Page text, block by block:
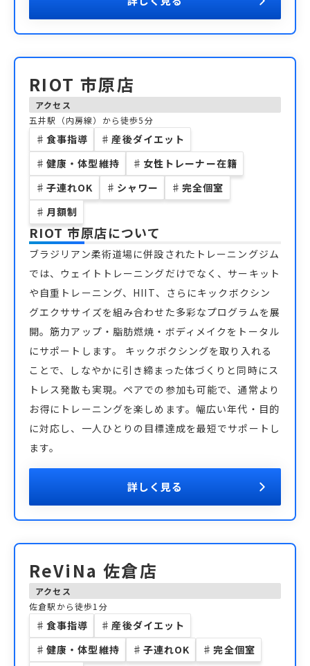
RIOT 市原店
アクセス
五井駅（内房線）から徒歩5分
♯ 食事指導 ♯ 産後ダイエット
♯ 健康・体型維持 ♯ 女性トレーナー在籍
♯ 子連れOK ♯ シャワー ♯ 完全個室
♯ 月額制
RIOT 市原店について
ブラジリアン柔術道場に併設されたトレーニングジム
では、ウェイトトレーニングだけでなく、サーキット
や自重トレーニング、HIIT、さらにキックボクシン
グエクササイズを組み合わせた多彩なプログラムを展
開。筋力アップ・脂肪燃焼・ボディメイクをトータル
にサポートします。 キックボクシングを取り入れる
ことで、しなやかに引き締まった体づくりと同時にス
トレス発散も実現。ペアでの参加も可能で、通常より
お得にトレーニングを楽しめます。幅広い年代・目的
に対応し、一人ひとりの目標達成を最短でサポートし
ます。
詳しく見る
ReViNa 佐倉店
アクセス
佐倉駅から徒歩1分
♯ 食事指導 ♯ 産後ダイエット
♯ 健康・体型維持 ♯ 子連れOK ♯ 完全個室